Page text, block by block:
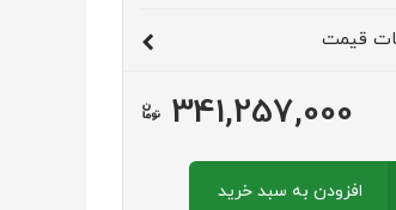
قیمت
341,257,000
افزودن به سبدخرید